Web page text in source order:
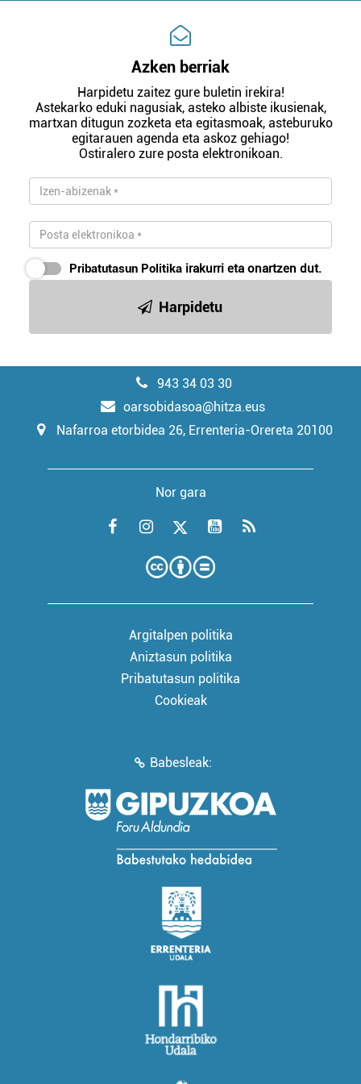
Azken berriak
Harpidetu zaitez gure buletin irekira!
Astekarko eduki nagusiak, asteko albiste ikusienak,
martxan ditugun zozketa eta egitasmoak, asteburuko
egitarauen agenda eta askoz gehiago!
Ostiralero zure posta elektronikoan.
Pribatutasun Politika irakurri eta onartzen dut.
Harpidetu
943 34 03 30
oarsobidasoa@hitza.eus
Nafarroa etorbidea 26, Errenteria-Orereta 20100
Nor gara
Argitalpen politika
Aniztasun politika
Pribatutasun politika
Cookieak
Babesleak: